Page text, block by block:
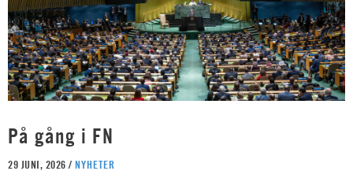
På gång i FN
29 JUNI, 2026 / NYHETER